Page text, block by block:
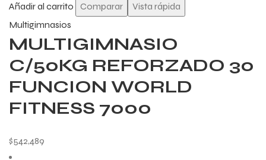
Añadir al carrito
Comparar
Vista rápida
Multigimnasios
MULTIGIMNASIO
C/50KG REFORZADO 30
FUNCION WORLD
FITNESS 7000
$542,489